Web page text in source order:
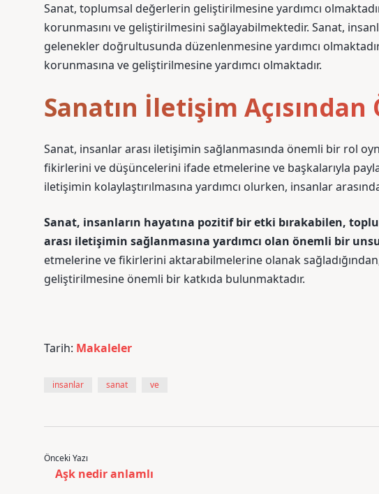
Sanat, toplumsal değerlerin geliştirilmesine yardımcı
korunmasını ve geliştirilmesini sağlayabilmektedir. Sanat,
gelenekler doğrultusunda düzenlenmesine yardımcı
korunmasına ve geliştirilmesine yardımcı olmaktadır.
Sanatın İletişim Açısından
Sanat, insanlar arası iletişimin sağlanmasında önemli bir rol
fikirlerini ve düşüncelerini ifade etmelerine ve başkalarıyla
iletişimin kolaylaştırılmasına yardımcı olurken, insanlar
Sanat, insanların hayatına pozitif bir etki bırakabilen,
arası iletişimin sağlanmasına yardımcı olan önemli bir
etmelerine ve fikirlerini aktarabilmelerine olanak
geliştirilmesine önemli bir katkıda bulunmaktadır.
Tarih: Makaleler
insanlar sanat ve
Önceki Yazı
Aşk nedir anlamlı